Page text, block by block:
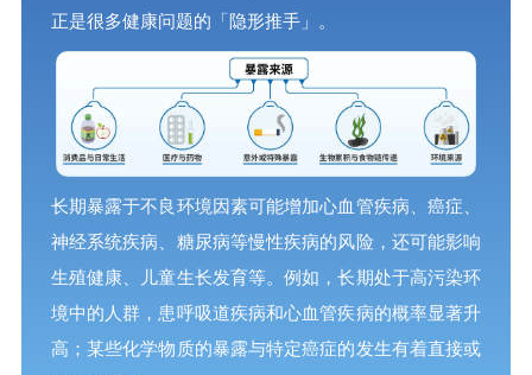
正是很多健康问题的「隐形推手」。
长期暴露于不良环境因素可能增加心血管疾病、癌症、
神经系统疾病、糖尿病等慢性疾病的风险，还可能影响
生殖健康、儿童生长发育等。例如，长期处于高污染环
境中的人群，患呼吸道疾病和心血管疾病的概率显著升
高；某些化学物质的暴露与特定癌症的发生有着直接或